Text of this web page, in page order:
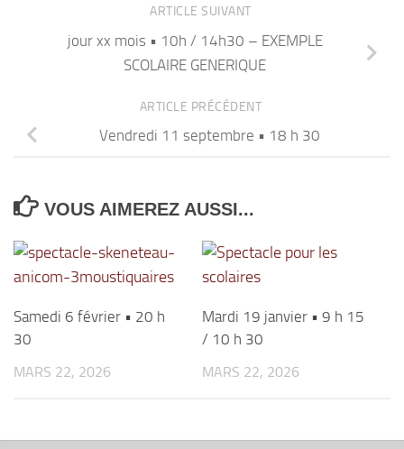
ARTICLE SUIVANT
jour xx mois • 10h / 14h30 – EXEMPLE
SCOLAIRE GENERIQUE
ARTICLE PRÉCÉDENT
Vendredi 11 septembre • 18 h 30
VOUS AIMEREZ AUSSI...
Samedi 6 février • 20 h
30
MARS 22, 2026
Mardi 19 janvier • 9 h 15
/ 10 h 30
MARS 22, 2026